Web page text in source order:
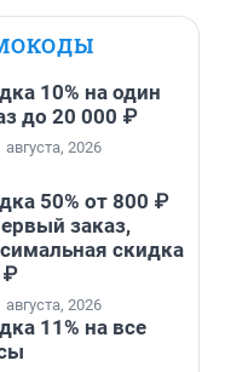
10% на один
до 20 000 ₽
2026
50% от 800 ₽
заказ,
скидка
₽
2026
11% на все